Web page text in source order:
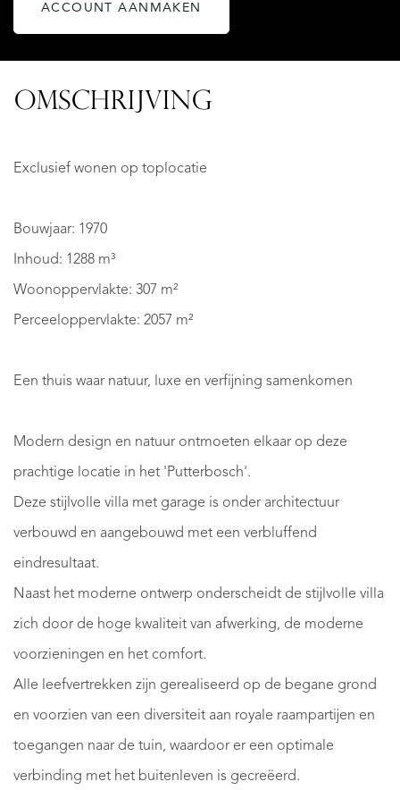
ACCOUNT AANMAKEN
OMSCHRIJVING
Exclusief wonen op toplocatie
Bouwjaar: 1970
Inhoud: 1288 m³
Woonoppervlakte: 307 m²
Perceeloppervlakte: 2057 m²
Een thuis waar natuur, luxe en verfijning samenkomen
Modern design en natuur ontmoeten elkaar op deze
prachtige locatie in het 'Putterbosch'.
Deze stijlvolle villa met garage is onder architectuur
verbouwd en aangebouwd met een verbluffend
eindresultaat.
Naast het moderne ontwerp onderscheidt de stijlvolle villa
zich door de hoge kwaliteit van afwerking, de moderne
voorzieningen en het comfort.
Alle leefvertrekken zijn gerealiseerd op de begane grond
en voorzien van een diversiteit aan royale raampartijen en
toegangen naar de tuin, waardoor er een optimale
verbinding met het buitenleven is gecreëerd.